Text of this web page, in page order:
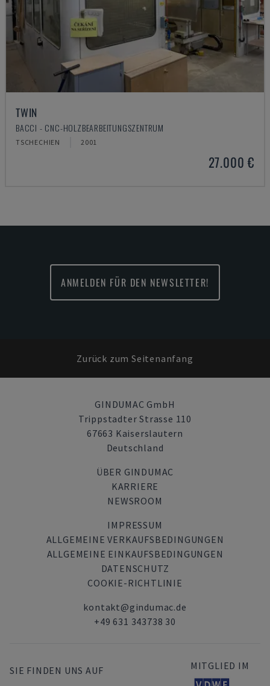
TWIN
BACCI - CNC-HOLZBEARBEITUNGSZENTRUM
TSCHECHIEN 2001
27.000 €
ANMELDEN FÜR DEN NEWSLETTER!
Zurück zum Seitenanfang
GINDUMAC GmbH
Trippstadter Strasse 110
67663 Kaiserslautern
Deutschland
ÜBER GINDUMAC
KARRIERE
NEWSROOM
IMPRESSUM
ALLGEMEINE VERKAUFSBEDINGUNGEN
ALLGEMEINE EINKAUFSBEDINGUNGEN
DATENSCHUTZ
COOKIE-RICHTLINIE
kontakt@gindumac.de
+49 631 343738 30
SIE FINDEN UNS AUF MITGLIED IM